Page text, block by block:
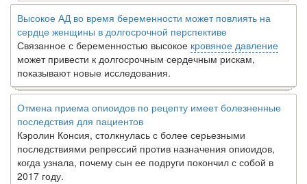
Высокое АД во время беременности может повлиять на
сердце женщины в долгосрочной перспективе
Связанное с беременностью высокое кровяное давление
может привести к долгосрочным сердечным рискам,
показывают новые исследования.
Отмена приема опиоидов по рецепту имеет болезненные
последствия для пациентов
Кэролин Консия, столкнулась с более серьезными
последствиями репрессий против назначения опиоидов,
когда узнала, почему сын ее подруги покончил с собой в
2017 году.